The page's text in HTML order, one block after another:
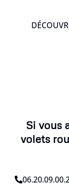
Si vous
volets